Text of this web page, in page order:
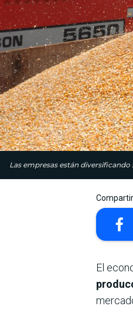
Las empresas están
El